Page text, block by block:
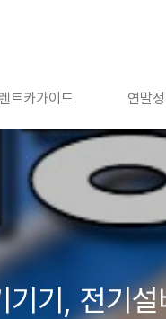
렌트카가이드 연말
기, 전기설